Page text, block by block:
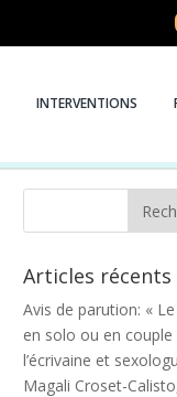
INTERVENTIONS
Articles récents
Avis de parution: «
en solo ou en couple
l’écrivaine et
Magali Croset-